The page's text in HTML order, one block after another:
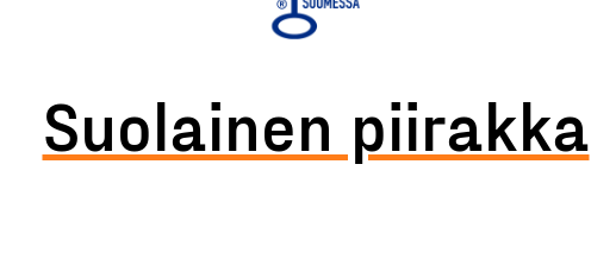
Suolainen piirakka